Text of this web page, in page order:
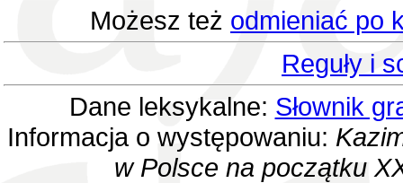
Możesz też odmieniać po
Reguły i
Dane leksykalne: Słownik
Informacja o występowaniu:
w Polsce na początku